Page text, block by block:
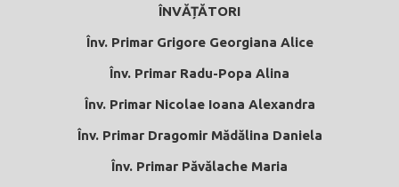
ÎNVĂȚĂTORI
Înv. Primar Grigore Georgiana Alice
Înv. Primar Radu-Popa Alina
Înv. Primar Nicolae Ioana Alexandra
Înv. Primar Dragomir Mădălina Daniela
Înv. Primar Păvălache Maria